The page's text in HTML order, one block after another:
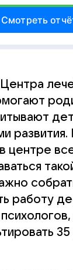
Смотреть
развития.
центре
работу